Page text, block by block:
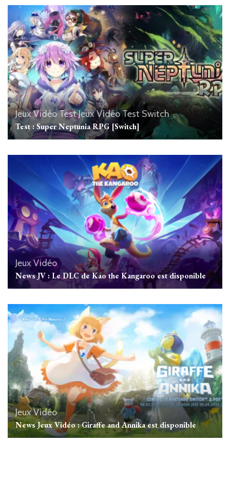
Jeux VidéoTest Jeux VidéoTest Switch
Test : Super Neptunia RPG [Switch]
Jeux Vidéo
News JV : Le DLC de Kao the Kangaroo est disponible
Jeux Vidéo
News Jeux Vidéo : Giraffe and Annika est disponible